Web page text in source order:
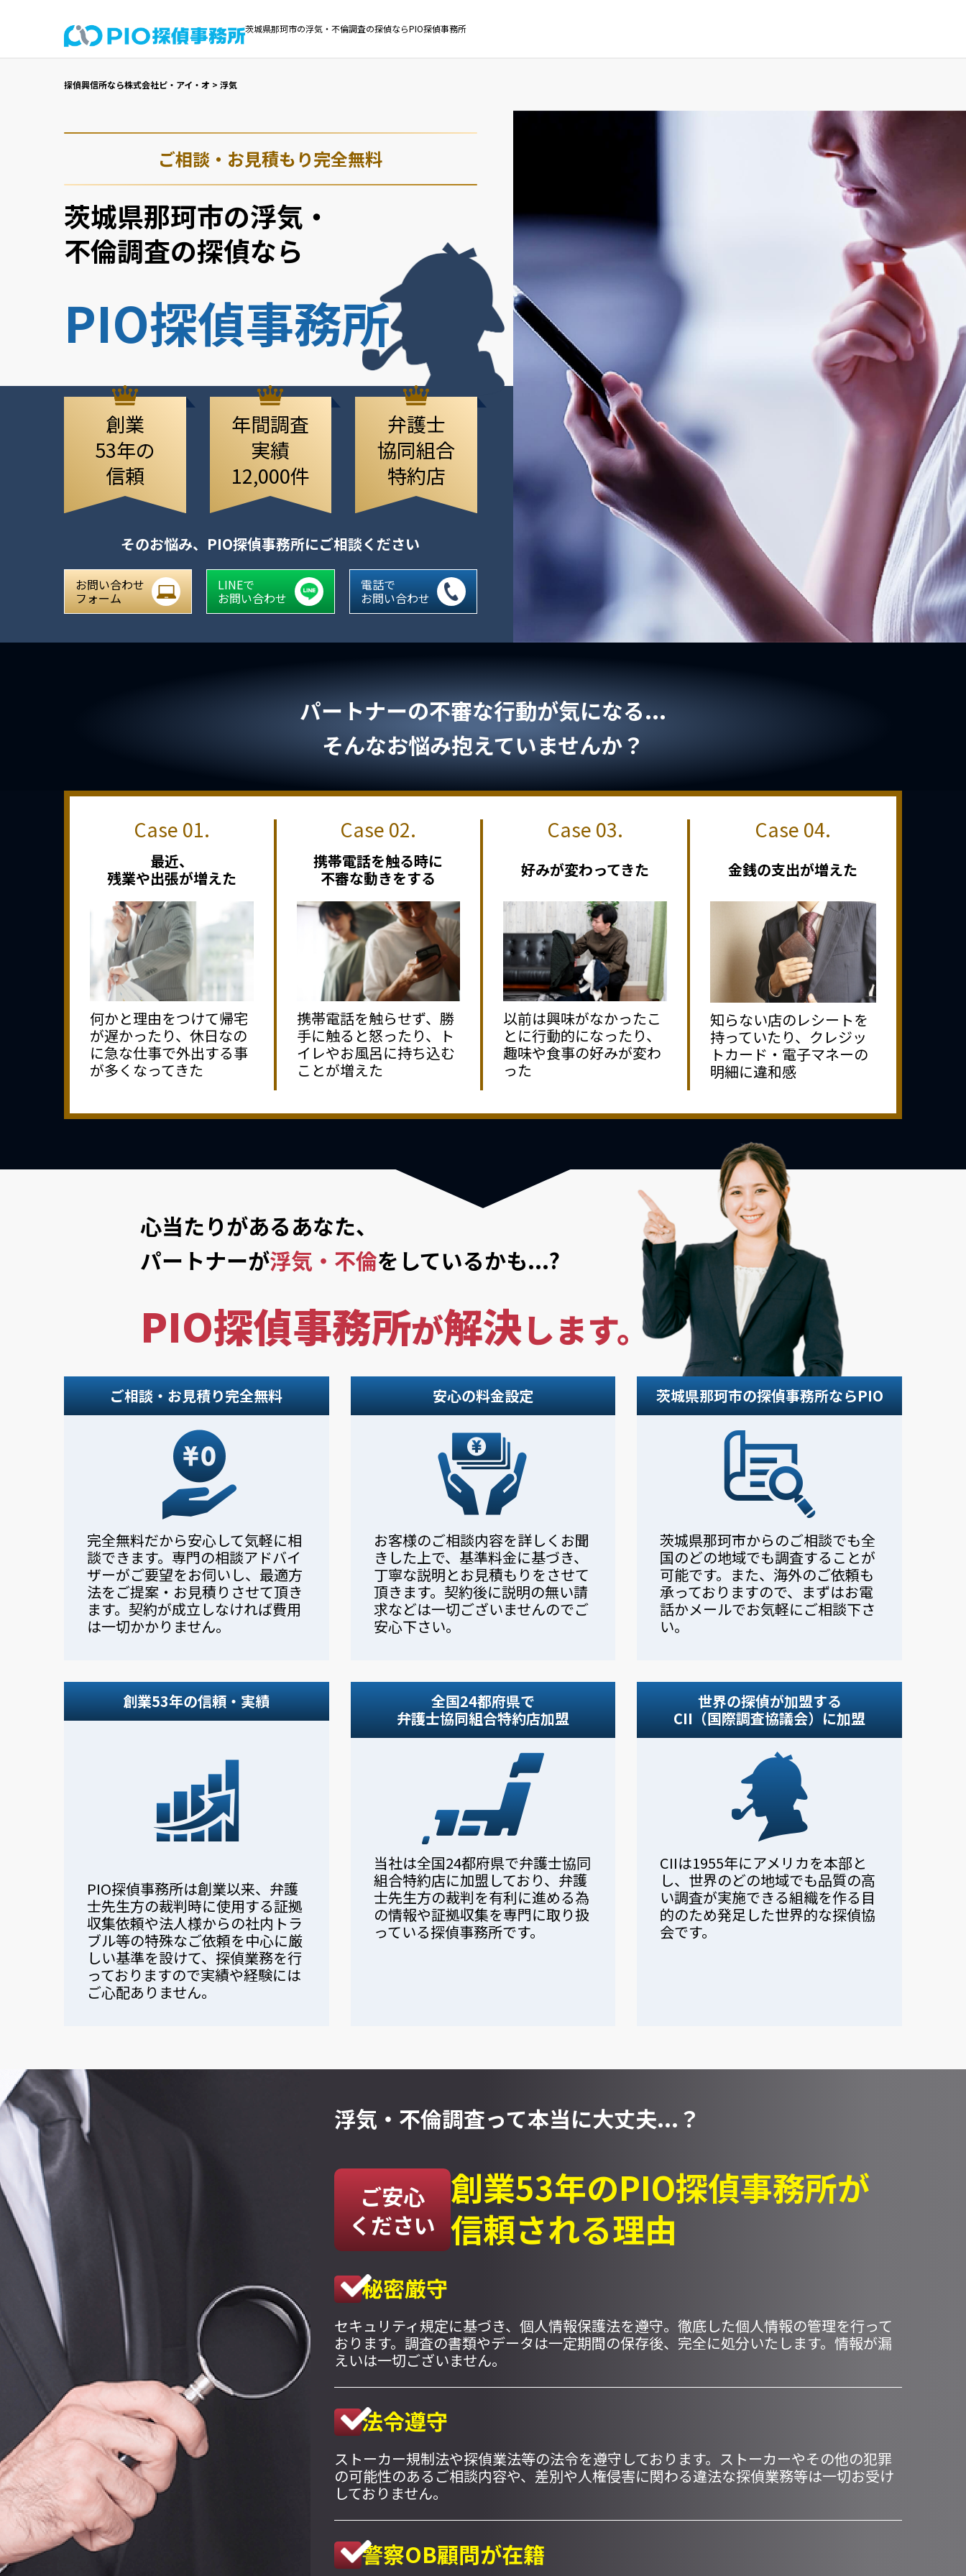
茨城県那珂市の浮気・不倫調査の探偵ならPIO探偵事務所
探偵興信所なら株式会社ピ・アイ・オ > 浮気
ご相談・お見積もり完全無料
茨城県那珂市の浮気・
不倫調査の探偵なら
PIO探偵事務所
創業
53年の
信頼
年間調査
実績
12,000件
弁護士
協同組合
特約店
そのお悩み、 PIO探偵事務所にご相談ください
お問い合わせ
フォーム
LINEで
お問い合わせ
電話で
お問い合わせ
パートナーの不審な行動が気になる...
そんなお悩み抱えていませんか？
最近、
残業や出張が増えた
何かと理由をつけて帰宅
が遅かったり、休日なの
に急な仕事で外出する事
が多くなってきた
携帯電話を触る時に
不審な動きをする
携帯電話を触らせず、勝
手に触ると怒ったり、ト
イレやお風呂に持ち込む
ことが増えた
好みが変わってきた
以前は興味がなかったこ
とに行動的になったり、
趣味や食事の好みが変わ
った
金銭の支出が増えた
知らない店のレシートを
持っていたり、クレジッ
トカード・電子マネーの
明細に違和感
心当たりがあるあなた、
パートナーが浮気・不倫を しているかも...?
PIO探偵事務所が解決します。
ご相談・お見積り完全無料
完全無料だから安心して気軽に相
談できます。専門の相談アドバイ
ザーがご要望をお伺いし、最適方
法をご提案・お見積りさせて頂き
ます。契約が成立しなければ費用
は一切かかりません。
安心の料金設定
お客様のご相談内容を詳しくお聞
きした上で、基準料金に基づき、
丁寧な説明とお見積もりをさせて
頂きます。契約後に説明の無い請
求などは一切ございませんのでご
安心下さい。
茨城県那珂市の探偵事務所ならPIO
茨城県那珂市からのご相談でも全
国のどの地域でも調査することが
可能です。また、海外のご依頼も
承っておりますので、まずはお電
話かメールでお気軽にご相談下さ
い。
創業53年の信頼・実績
PIO探偵事務所は創業以来、弁護
士先生方の裁判時に使用する証拠
収集依頼や法人様からの社内トラ
ブル等の特殊なご依頼を中心に厳
しい基準を設けて、探偵業務を行
っておりますので実績や経験には
ご心配ありません。
全国24都府県で
弁護士協同組合特約店加盟
当社は全国24都府県で弁護士協同
組合特約店に加盟しており、弁護
士先生方の裁判を有利に進める為
の情報や証拠収集を専門に取り扱
っている探偵事務所です。
世界の探偵が加盟する
CII（国際調査協議会）に加盟
CIIは1955年にアメリカを本部と
し、世界のどの地域でも品質の高
い調査が実施できる組織を作る目
的のため発足した世界的な探偵協
会です。
浮気・不倫調査って本当に大丈夫...？
ご安心
ください
創業53年のPIO探偵事務所が
信頼される理由
秘密厳守
セキュリティ規定に基づき、個人情報保護法を遵守。徹底した個人情報の管理を行って
おります。調査の書類やデータは一定期間の保存後、完全に処分いたします。情報が漏
えいは一切ございません。
法令遵守
ストーカー規制法や探偵業法等の法令を遵守しております。ストーカーやその他の犯罪
の可能性のあるご相談内容や、差別や人権侵害に関わる違法な探偵業務等は一切お受け
しておりません。
警察OB顧問が在籍